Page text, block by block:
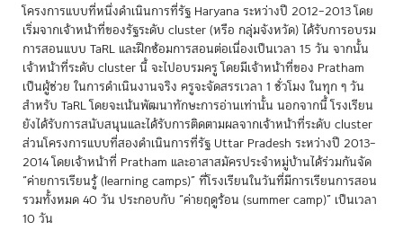
โครงการแบบที่หนึ่งดำเนินการที่รัฐ Haryana ระหว่างปี 2012–2013 โดย
เริ่มจากเจ้าหน้าที่ของรัฐระดับ cluster (หรือ กลุ่มจังหวัด) ได้รับการอบรม
การสอนแบบ TaRL และฝึกซ้อมการสอนต่อเนื่องเป็นเวลา 15 วัน จากนั้น
เจ้าหน้าที่ระดับ cluster นี้ จะไปอบรมครู โดยมีเจ้าหน้าที่ของ Pratham
เป็นผู้ช่วย ในการดำเนินงานจริง ครูจะจัดสรรเวลา 1 ชั่วโมง ในทุก ๆ วัน
สำหรับ TaRL โดยจะเน้นพัฒนาทักษะการอ่านเท่านั้น นอกจากนี้ โรงเรียน
ยังได้รับการสนับสนุนและได้รับการติดตามผลจากเจ้าหน้าที่ระดับ cluster
ส่วนโครงการแบบที่สองดำเนินการที่รัฐ Uttar Pradesh ระหว่างปี 2013–
2014 โดยเจ้าหน้าที่ Pratham และอาสาสมัครประจำหมู่บ้านได้ร่วมกันจัด
“ค่ายการเรียนรู้ (learning camps)” ที่โรงเรียนในวันที่มีการเรียนการสอน
รวมทั้งหมด 40 วัน ประกอบกับ “ค่ายฤดูร้อน (summer camp)” เป็นเวลา
10 วัน